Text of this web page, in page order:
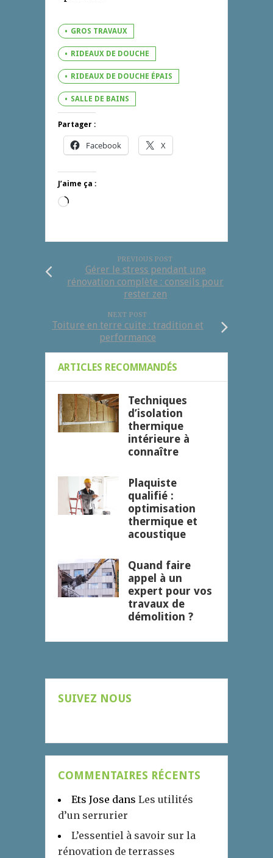
GROS TRAVAUX
RIDEAUX DE DOUCHE
RIDEAUX DE DOUCHE ÉPAIS
SALLE DE BAINS
Partager :
Facebook X
J’aime ça :
Chargement…
PREVIOUS POST
Gérer le stress pendant une
rénovation complète : conseils pour
rester zen
NEXT POST
Toiture en terre cuite : tradition et
performance
ARTICLES RECOMMANDÉS
Techniques
d’isolation
thermique
intérieure à
connaître
Plaquiste
qualifié :
optimisation
thermique et
acoustique
Quand faire
appel à un
expert pour vos
travaux de
démolition ?
SUIVEZ NOUS
COMMENTAIRES RÉCENTS
Ets Jose dans Les utilités
d’un serrurier
L’essentiel à savoir sur la
rénovation de terrasses